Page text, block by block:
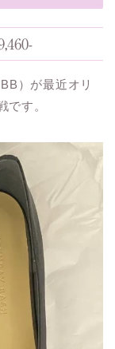
）が最近オリ
です。